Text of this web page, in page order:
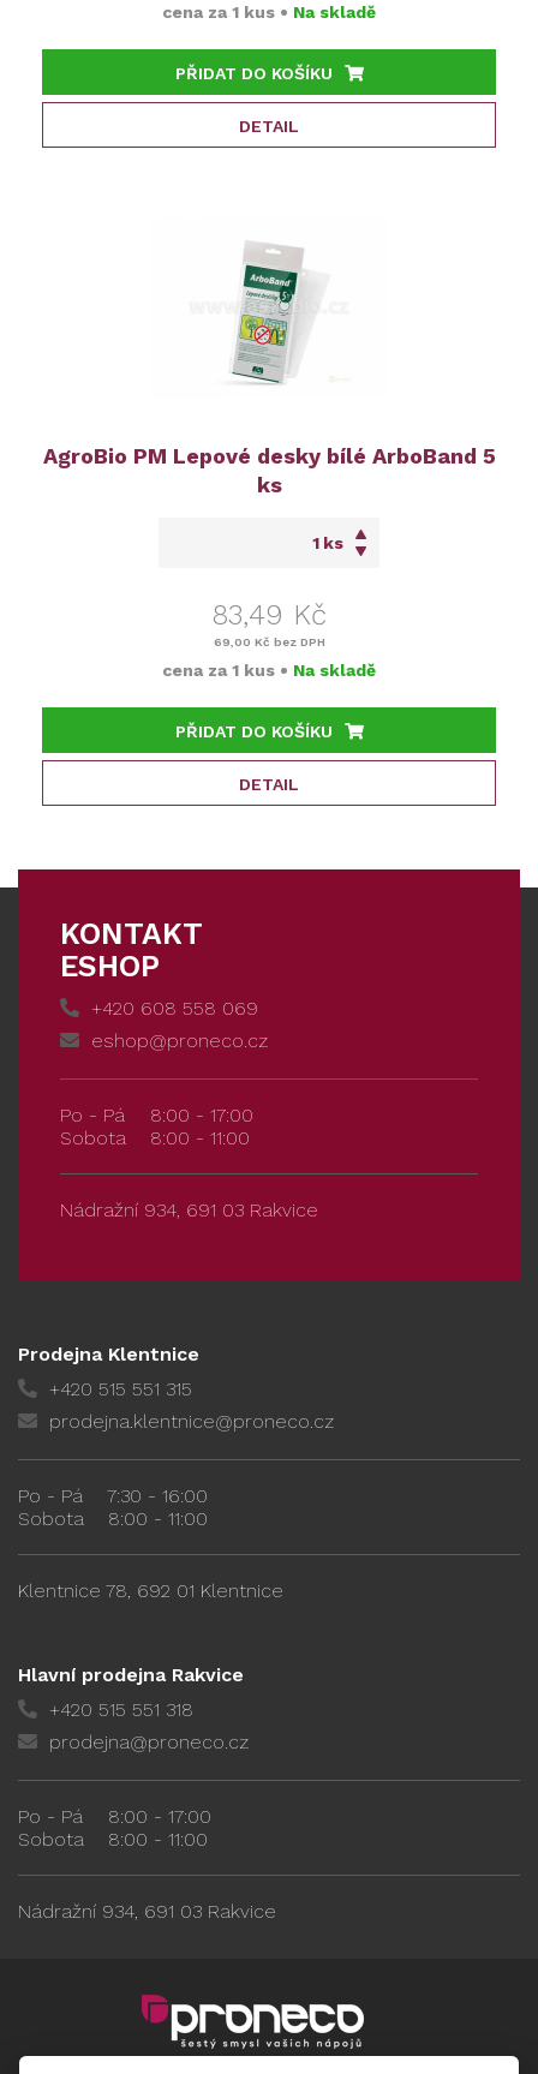
cena za 1 kus • Na skladě
PŘIDAT DO KOŠÍKU
DETAIL
AgroBio PM Lepové desky bílé ArboBand 5
ks
ks
83,49 Kč
69,00 Kč bez DPH
cena za 1 kus • Na skladě
PŘIDAT DO KOŠÍKU
DETAIL
KONTAKT
ESHOP
+420 608 558 069
eshop@proneco.cz
Po - Pá
8:00 - 17:00
Sobota
8:00 - 11:00
Nádražní 934, 691 03 Rakvice
Prodejna Klentnice
+420 515 551 315
prodejna.klentnice@proneco.cz
Po - Pá
7:30 - 16:00
Sobota
8:00 - 11:00
Klentnice 78, 692 01 Klentnice
Hlavní prodejna Rakvice
+420 515 551 318
prodejna@proneco.cz
Po - Pá
8:00 - 17:00
Sobota
8:00 - 11:00
Nádražní 934, 691 03 Rakvice